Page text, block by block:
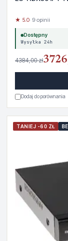
★ 5.0· 9 opinii
Dostępny
Wysyłka 24h
4384,00 zł
Dodaj do porównania
TANIEJ -60 ZŁ